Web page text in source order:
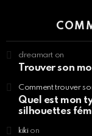
dreamart on
Trouver son
Comment trouver
Quel est mon
silhouettes
kikion